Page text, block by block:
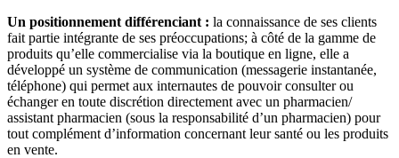
Un positionnement différenciant : la connaissance de ses clients
fait partie intégrante de ses préoccupations; à côté de la gamme de
produits qu’elle commercialise via la boutique en ligne, elle a
développé un système de communication (messagerie instantanée,
téléphone) qui permet aux internautes de pouvoir consulter ou
échanger en toute discrétion directement avec un pharmacien/
assistant pharmacien (sous la responsabilité d’un pharmacien) pour
tout complément d’information concernant leur santé ou les produits
en vente.